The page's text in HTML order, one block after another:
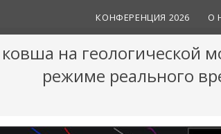
КОНФЕРЕНЦИЯ 2026 О
на геологической
режиме реального